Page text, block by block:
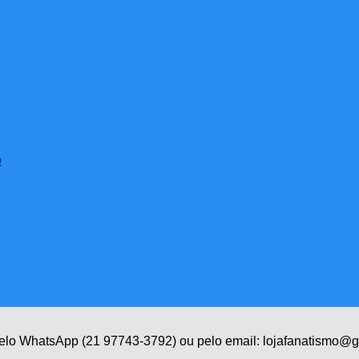
WhatsApp (21 97743-3792) ou pelo email: